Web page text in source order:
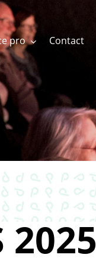
pro Contact
2025